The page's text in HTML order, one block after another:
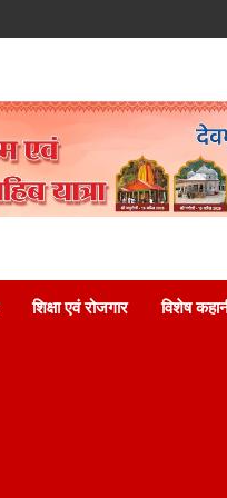
शिक्षा एवं रोजगार विशेष